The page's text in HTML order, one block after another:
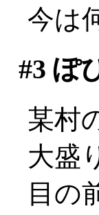
今は
#3 ぽ
某村
大盛
目の